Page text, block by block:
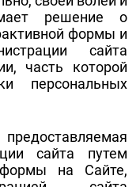
решение о
формы и
сайта
часть которой
персональных
сайта путем
формы на Сайте,